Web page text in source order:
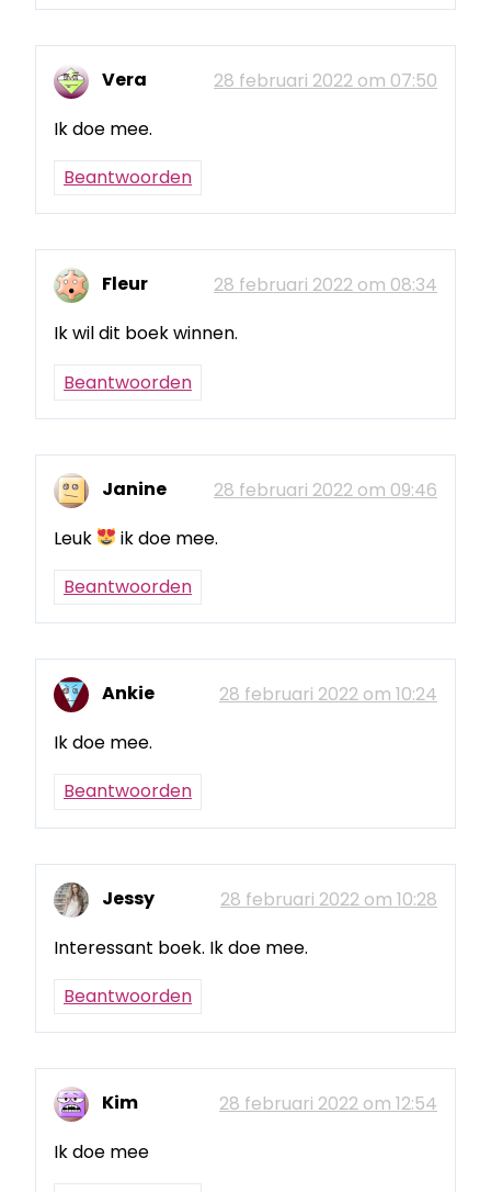
Vera
28 februari 2022 om 07:50
Ik doe mee.
Beantwoorden
Fleur
28 februari 2022 om 08:34
Ik wil dit boek winnen.
Beantwoorden
Janine
28 februari 2022 om 09:46
Leuk
ik doe mee.
Beantwoorden
Ankie
28 februari 2022 om 10:24
Ik doe mee.
Beantwoorden
Jessy
28 februari 2022 om 10:28
Interessant boek. Ik doe mee.
Beantwoorden
Kim
28 februari 2022 om 12:54
Ik doe mee